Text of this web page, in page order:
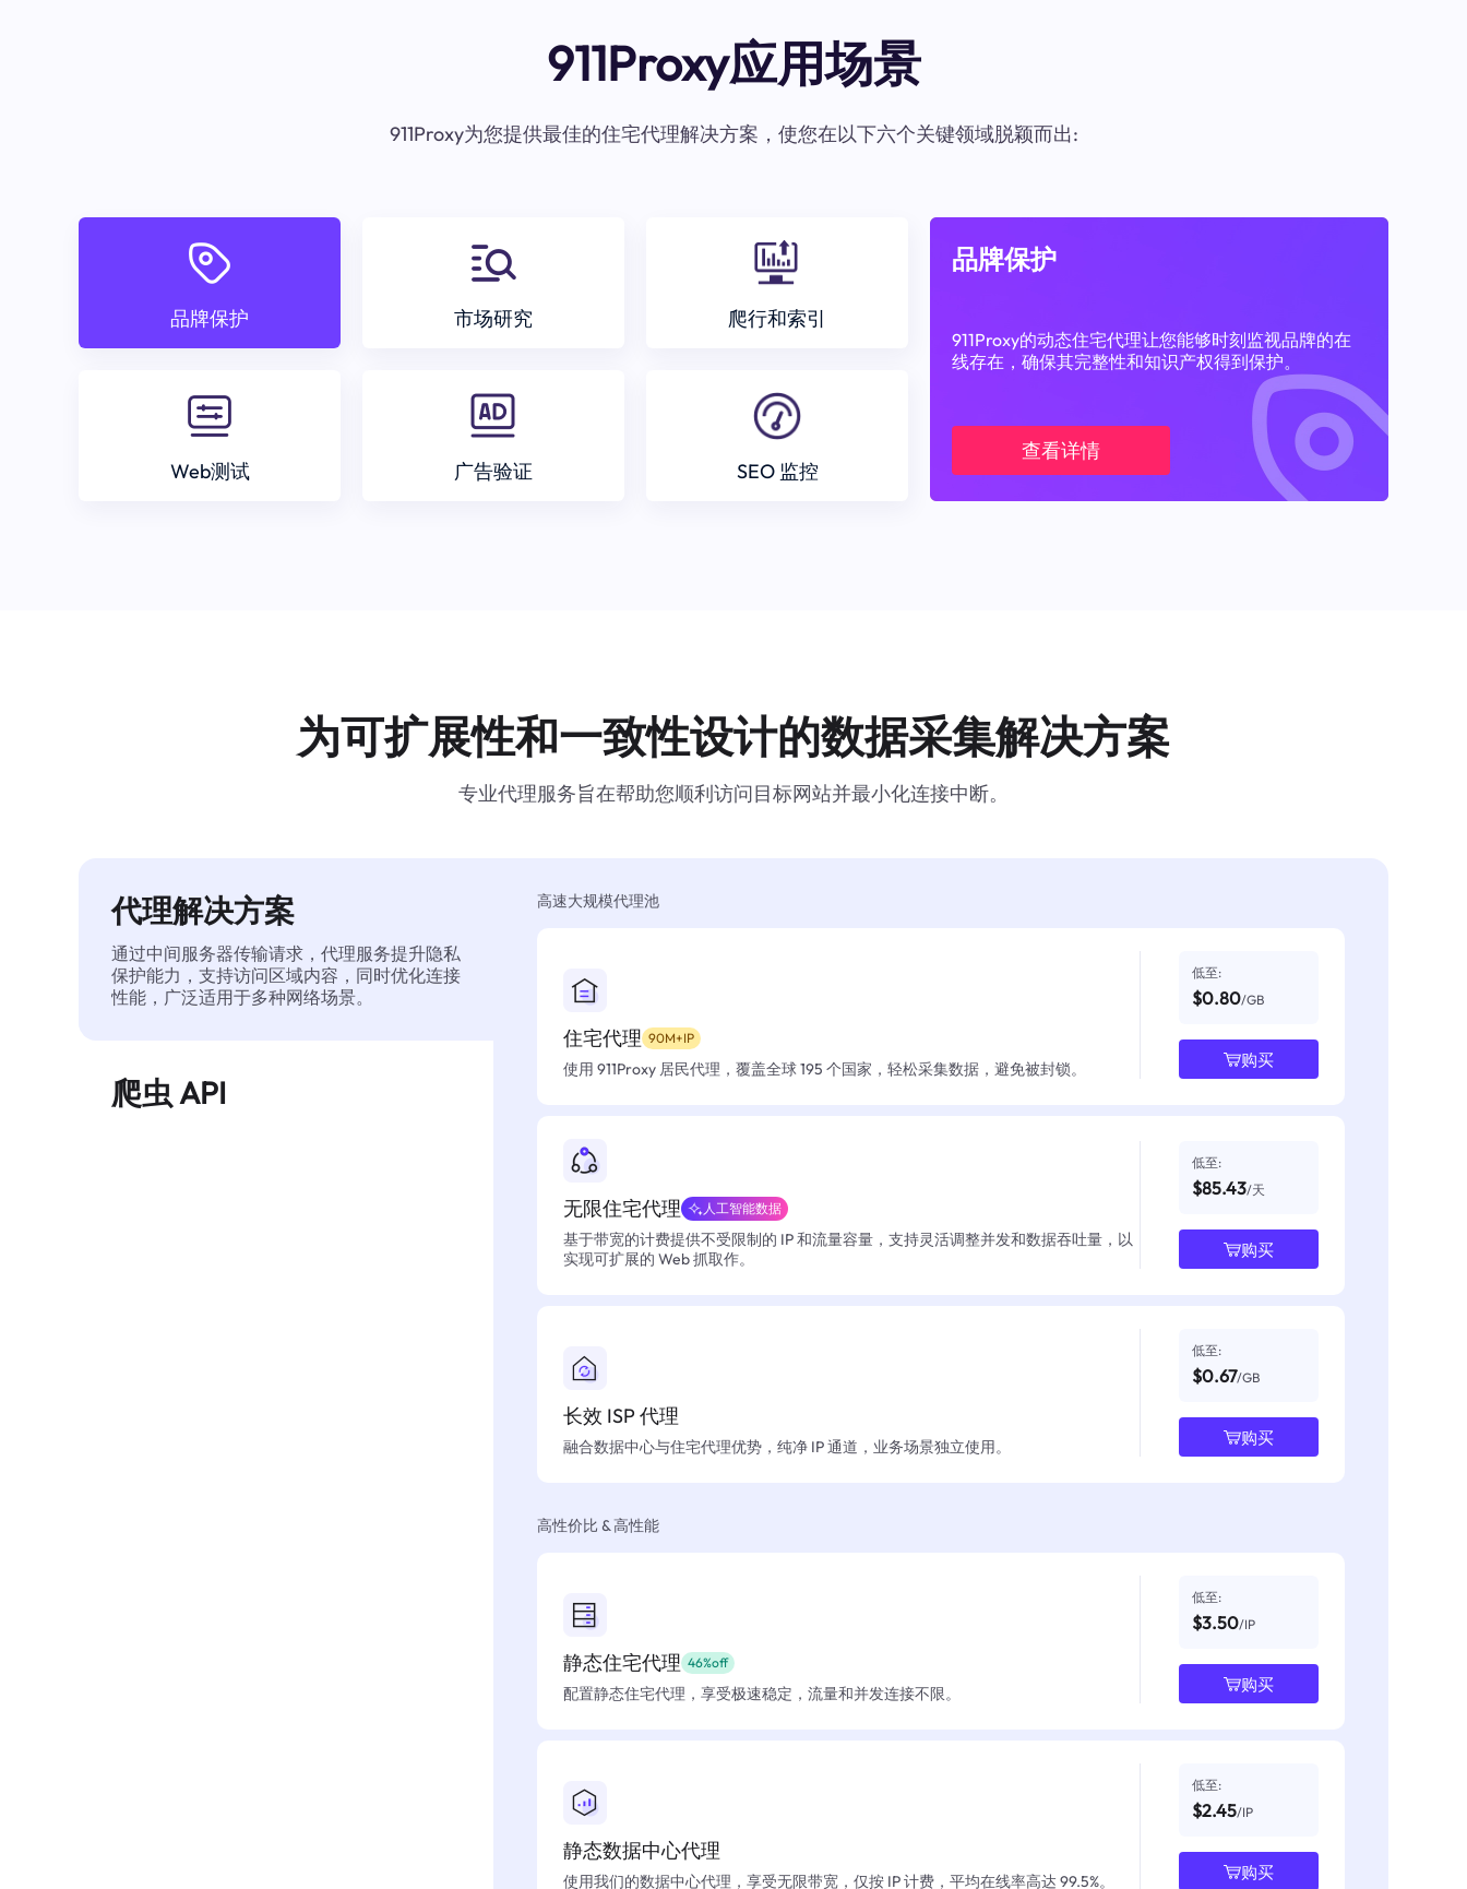
911Proxy应用场景
911Proxy为您提供最佳的住宅代理解决方案，使您在以下六个关键领域脱颖而出:
品牌保护 市场研究 爬行和索引
Web测试 广告验证 SEO 监控
品牌保护
911Proxy的动态住宅代理让您能够时刻监视品牌的在
线存在，确保其完整性和知识产权得到保护。
查看详情
为可扩展性和一致性设计的数据采集解决方案
专业代理服务旨在帮助您顺利访问目标网站并最小化连接中断。
代理解决方案
通过中间服务器传输请求，代理服务提升隐私
保护能力，支持访问区域内容，同时优化连接
性能，广泛适用于多种网络场景。
爬虫 API
高速大规模代理池
住宅代理 90M+IP
使用 911Proxy 居民代理，覆盖全球 195 个国家，轻松采集数据，避免被封锁。
低至:
$0.80/GB
购买
无限住宅代理 人工智能数据
基于带宽的计费提供不受限制的 IP 和流量容量，支持灵活调整并发和数据吞吐量，以
实现可扩展的 Web 抓取作。
低至:
$85.43/天
购买
长效 ISP 代理
融合数据中心与住宅代理优势，纯净 IP 通道，业务场景独立使用。
低至:
$0.67/GB
购买
高性价比 & 高性能
静态住宅代理 46%off
配置静态住宅代理，享受极速稳定，流量和并发连接不限。
低至:
$3.50/IP
购买
静态数据中心代理
使用我们的数据中心代理，享受无限带宽，仅按 IP 计费，平均在线率高达 99.5%。
低至:
$2.45/IP
购买